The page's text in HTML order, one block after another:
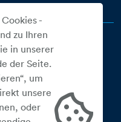
-
zu Ihren
in unserer
der Seite.
um
unsere
oder